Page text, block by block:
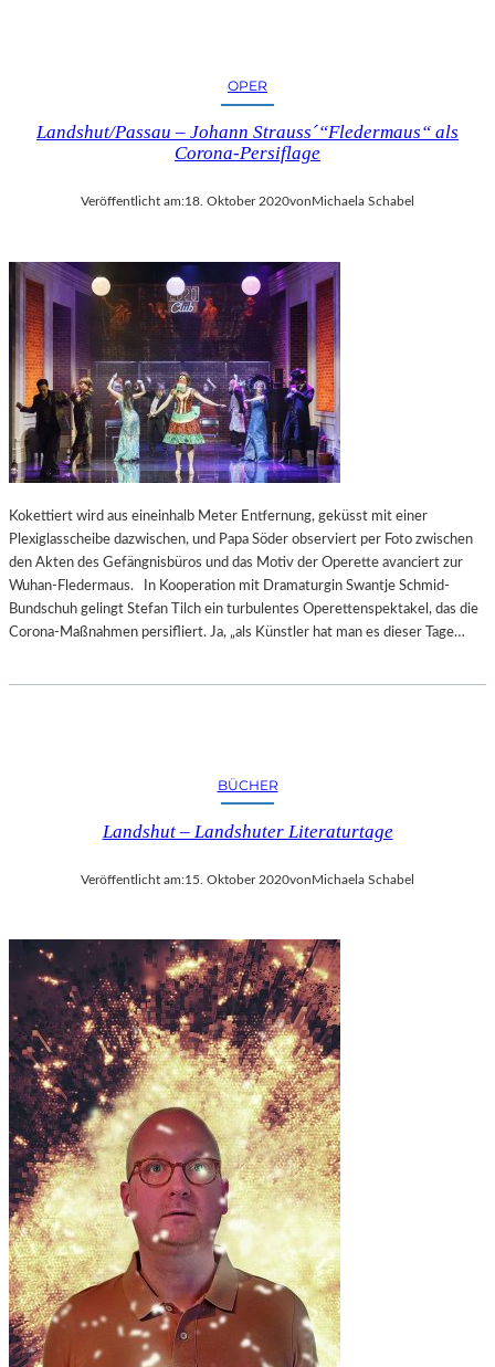
OPER
Landshut/Passau – Johann Strauss´“Fledermaus“ als
Corona-Persiflage
Veröffentlicht am:18. Oktober 2020von Michaela Schabel
Kokettiert wird aus eineinhalb Meter Entfernung, geküsst mit einer
Plexiglasscheibe dazwischen, und Papa Söder observiert per Foto zwischen
den Akten des Gefängnisbüros und das Motiv der Operette avanciert zur
Wuhan-Fledermaus. In Kooperation mit Dramaturgin Swantje Schmid-
Bundschuh gelingt Stefan Tilch ein turbulentes Operettenspektakel, das die
Corona-Maßnahmen persifliert. Ja, „als Künstler hat man es dieser Tage…
BÜCHER
Landshut – Landshuter Literaturtage
Veröffentlicht am:15. Oktober 2020vonMichaela Schabel